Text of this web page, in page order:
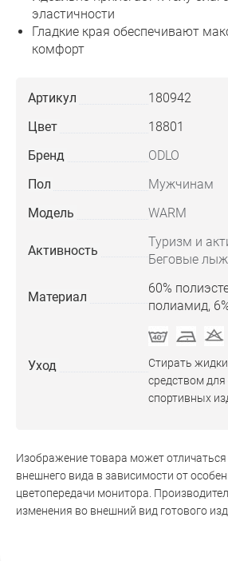
эластичности
Гладкие края обеспечивают
комфорт
Артикул
180942
Цвет
18801
Бренд
ODLO
Пол
Мужчинам
Модель
WARM
Активность
Туризм и
Беговые
Материал
60%
полиамид,
Уход
Стирать
средством для
спортивных
Изображение товара может отличаться
внешнего вида в зависимости от
цветопередачи монитора.
изменения во внешний вид готового